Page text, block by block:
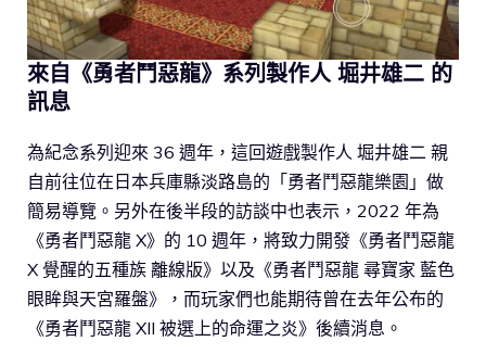
來自《勇者鬥惡龍》系列製作人 堀井雄二 的
訊息
為紀念系列迎來 36 週年，這回遊戲製作人 堀井雄二 親
自前往位在日本兵庫縣淡路島的「勇者鬥惡龍樂園」做
簡易導覽。另外在後半段的訪談中也表示，2022 年為
《勇者鬥惡龍 X》的 10 週年，將致力開發《勇者鬥惡龍
X 覺醒的五種族 離線版》以及《勇者鬥惡龍 尋寶家 藍色
眼眸與天宮羅盤》，而玩家們也能期待曾在去年公布的
《勇者鬥惡龍 XII 被選上的命運之炎》後續消息。